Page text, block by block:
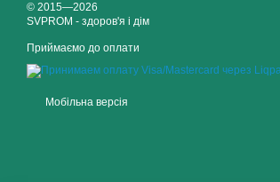
© 2015—2026
SVPROM - здоров'я і дім
Приймаємо до оплати
Мобільна версія